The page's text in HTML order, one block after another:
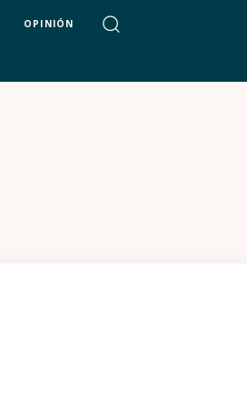
OPINIÓN